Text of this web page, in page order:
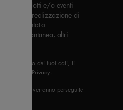
a prodotti e/o eventi
per la realizzazione di
di contatto
istantanea, altri
trattamento dei tuoi dati, ti
Informativa Privacy.
per cui verranno perseguite